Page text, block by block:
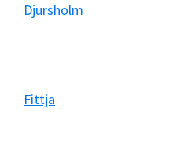
Djursholm
Fittja